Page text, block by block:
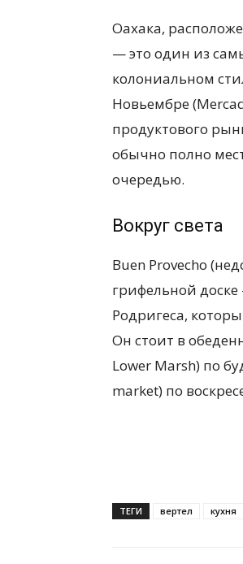
Оахака,
— это один из
колониальном
Новьембре
продуктового
обычно полно
очередью.
Вокруг света
Buen Provecho
грифельной
Родригеса,
Он стоит в
Lower Marsh) по
market) по
ТЕГИ вертел кухня